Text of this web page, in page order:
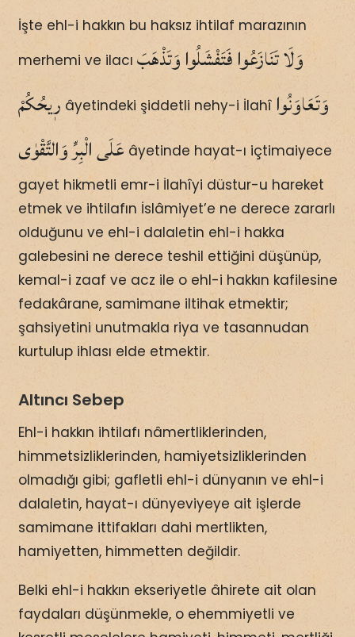
İşte ehl-i hakkın bu haksız ihtilaf marazının
merhemi ve ilacı
رٖيحُكُمْ âyetindeki şiddetli nehy-i İlahî وَتَعَاوَنُوا
عَلَى الْبِرِّ وَالتَّقْوٰىâyetinde hayat-ı içtimaiyece
gayet hikmetli emr-i İlahîyi düstur-u hareket
etmek ve ihtilafın İslâmiyet’e ne derece zararlı
olduğunu ve ehl-i dalaletin ehl-i hakka
galebesini ne derece teshil ettiğini düşünüp,
kemal-i zaaf ve acz ile o ehl-i hakkın kafilesine
fedakârane, samimane iltihak etmektir;
şahsiyetini unutmakla riya ve tasannudan
kurtulup ihlası elde etmektir.
Altıncı Sebep
Ehl-i hakkın ihtilafı nâmertliklerinden,
himmetsizliklerinden, hamiyetsizliklerinden
olmadığı gibi; gafletli ehl-i dünyanın ve ehl-i
dalaletin, hayat-ı dünyeviyeye ait işlerde
samimane ittifakları dahi mertlikten,
hamiyetten, himmetten değildir.
Belki ehl-i hakkın ekseriyetle âhirete ait olan
faydaları düşünmekle, o ehemmiyetli ve